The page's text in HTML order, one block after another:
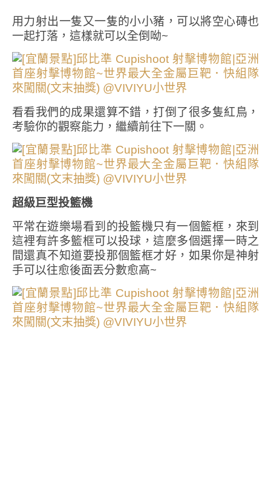
用力射出一隻又一隻的小小豬，可以將空心磚也
一起打落，這樣就可以全倒呦~
看看我們的成果還算不錯，打倒了很多隻紅鳥，
考驗你的觀察能力，繼續前往下一關。
超級巨型投籃機
平常在遊樂場看到的投籃機只有一個籃框，來到
這裡有許多籃框可以投球，這麼多個選擇一時之
間還真不知道要投那個籃框才好，如果你是神射
手可以往愈後面丟分數愈高~